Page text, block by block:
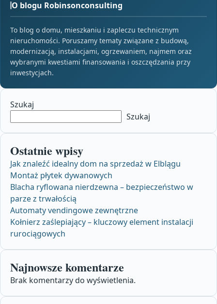
O blogu Robinsonconsulting
To blog o domu, mieszkaniu i zapleczu technicznym
nieruchomości. Poruszamy tematy związane z budową,
modernizacją, instalacjami, ogrzewaniem, najmem oraz
wybranymi kwestiami finansowania i oszczędzania przy
inwestycjach.
Szukaj
Szukaj
Ostatnie wpisy
Jak znaleźć idealny dom na sprzedaż w Elblągu
Montaż płytek dywanowych
Blacha ryflowana nierdzewna – bezpieczeństwo w
parze z trwałością
Automaty vendingowe zewnętrzne
Kołnierz zaślepiający – kluczowy element instalacji
rurociągowych
Najnowsze komentarze
Brak komentarzy do wyświetlenia.